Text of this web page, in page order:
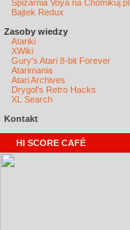
Spiżarnia Voya na Chomikuj.pl
Bajtek Redux
Zasoby wiedzy
Atariki
XWiki
Gury's Atari 8-bit Forever
Atarimania
Atari Archives
Drygol's Retro Hacks
XL Search
Kontakt
HI SCORE CAFÉ